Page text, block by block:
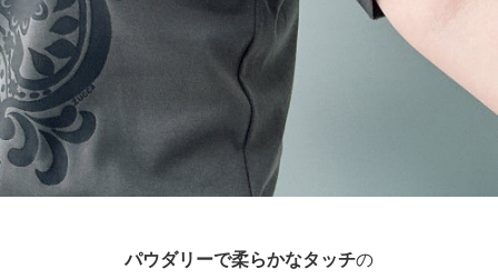
パウダリーで柔らかなタッチの